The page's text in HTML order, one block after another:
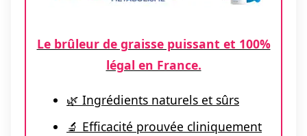
Le brûleur de graisse puissant et 100%
légal en France.
🌿 Ingrédients naturels et sûrs
🔬 Efficacité prouvée cliniquement